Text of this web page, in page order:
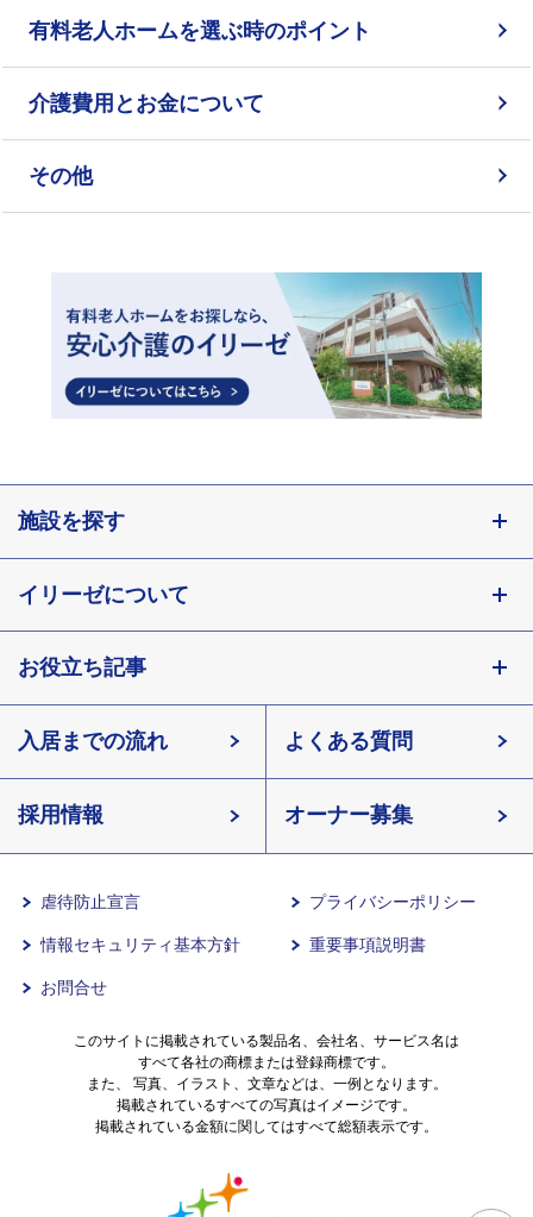
有料老人ホームを選ぶ時のポイント
介護費用とお金について
その他
施設を探す
東京都
埼玉県
北海道 宮城県
長野県 愛知県
滋賀県 兵庫県
イリーゼについて
会社概要
有料老人ホームイリーゼとは
イリーゼが選ばれる理由
一日の流れ
お役立ち記事
知っておきたい介護の知識
介護用語をわかりやすく説明
有料老人ホームとは
有料老人ホームを選ぶ時のポイント
介護費用とお金について
入居までの流れ よくある質問
採用情報 オーナー募集
虐待防止宣言 プライバシーポリシー
情報セキュリティ基本方針 重要事項説明書
お問合せ
このサイトに掲載されている製品名、会社名、サービス名は
すべて各社の商標または登録商標です。
また、 写真、イラスト、文章などは、一例となります。
掲載されているすべての写真はイメージです。
掲載されている金額に関してはすべて総額表示です。